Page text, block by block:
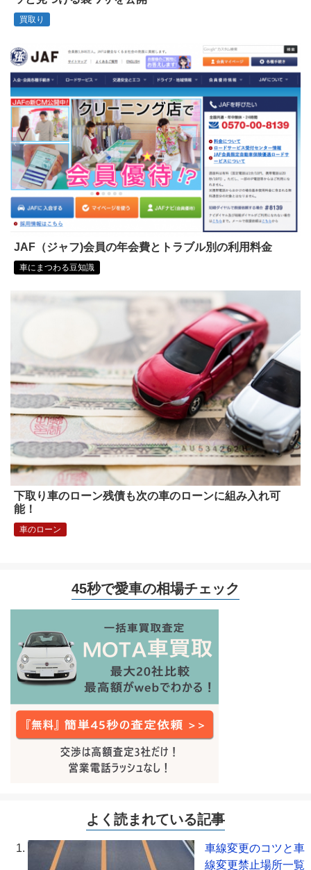
買取り
JAF（ジャフ)会員の年会費とトラブル別の利用料金
車にまつわる豆知識
下取り車のローン残債も次の車のローンに組み入れ可
能！
車のローン
45秒で愛車の相場チェック
よく読まれている記事
車線変更のコツと車
線変更禁止場所一覧